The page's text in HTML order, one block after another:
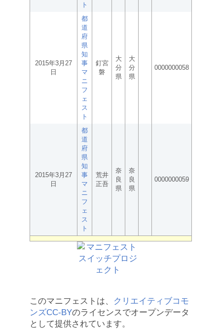
ト
2015年3月27
日
都
道
府
県
知
事
マ
ニ
フ
ェ
ス
ト
釘宮
磐
大
分
県
大
分
県
0000000058
2015年3月27
日
都
道
府
県
知
事
マ
ニ
フ
ェ
ス
ト
荒井
正吾
奈
良
県
奈
良
県
0000000059
このマニフェストは、
クリエイティブコモ
ンズCC-BYのライセンスでオープンデータ
として提供されています。